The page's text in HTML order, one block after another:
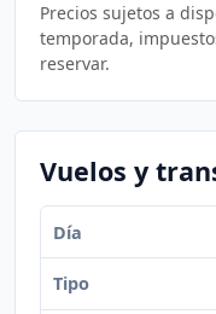
Precios sujetos a
temporada,
reservar.
Vuelos y